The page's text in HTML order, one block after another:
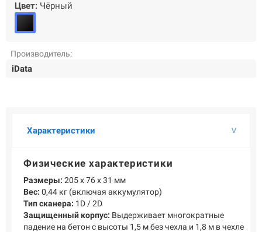
АКСЕССУАРЫ
О КОМПАНИИ
ПОЛЕЗНЫЕ РЕСУРСЫ
Самая актуальная и необходимая информация о нововведениях и
технической составляющей ассортимента «POScenter».
НОВОСТИ ЖУРНАЛ КОНФЕРЕНЦИИ
Цвет: Чёрный
Производитель:
iData
Характеристики
Физические характеристики
Размеры: 205 x 76 x 31 мм
Вес: 0,44 кг (включая аккумулятор)
Тип сканера: 1D / 2D
Защищенный корпус: Выдерживает многократные
падение на бетон с высоты 1,5 м без чехла и 1,8 м в чехле